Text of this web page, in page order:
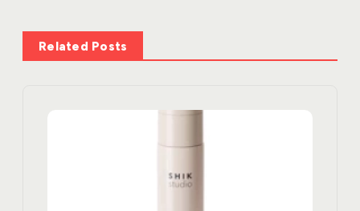
и Related Posts